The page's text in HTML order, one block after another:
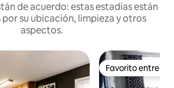
de acuerdo: estas estadías están
por su ubicación, limpieza y otros
aspectos.
Favorito entre
Favorito entre